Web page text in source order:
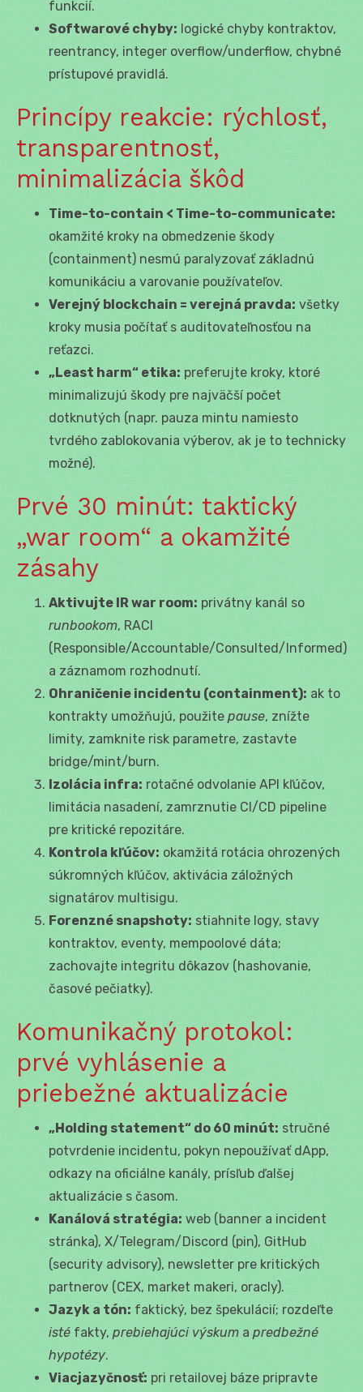
funkcií.
Softwarové chyby: logické chyby kontraktov,
reentrancy, integer overflow/underflow, chybné
prístupové pravidlá.
Princípy reakcie: rýchlosť,
transparentnosť,
minimalizácia škôd
Time-to-contain < Time-to-communicate:
okamžité kroky na obmedzenie škody
(containment) nesmú paralyzovať základnú
komunikáciu a varovanie používateľov.
Verejný blockchain = verejná pravda: všetky
kroky musia počítať s auditovateľnosťou na
reťazci.
„Least harm“ etika: preferujte kroky, ktoré
minimalizujú škody pre najväčší počet
dotknutých (napr. pauza mintu namiesto
tvrdého zablokovania výberov, ak je to technicky
možné).
Prvé 30 minút: taktický
„war room“ a okamžité
zásahy
Aktivujte IR war room: privátny kanál so
runbookom, RACI
(Responsible/Accountable/Consulted/Informed)
a záznamom rozhodnutí.
Ohraničenie incidentu (containment): ak to
kontrakty umožňujú, použite pause, znížte
limity, zamknite risk parametre, zastavte
bridge/mint/burn.
Izolácia infra: rotačné odvolanie API kľúčov,
limitácia nasadení, zamrznutie CI/CD pipeline
pre kritické repozitáre.
Kontrola kľúčov: okamžitá rotácia ohrozených
súkromných kľúčov, aktivácia záložných
signatárov multisigu.
Forenzné snapshoty: stiahnite logy, stavy
kontraktov, eventy, mempoolové dáta;
zachovajte integritu dôkazov (hashovanie,
časové pečiatky).
Komunikačný protokol:
prvé vyhlásenie a
priebežné aktualizácie
„Holding statement“ do 60 minút: stručné
potvrdenie incidentu, pokyn nepoužívať dApp,
odkazy na oficiálne kanály, prísľub ďalšej
aktualizácie s časom.
Kanálová stratégia: web (banner a incident
stránka), X/Telegram/Discord (pin), GitHub
(security advisory), newsletter pre kritických
partnerov (CEX, market makeri, oracly).
Jazyk a tón: faktický, bez špekulácií; rozdeľte
isté fakty, prebiehajúci výskum a predbežné
hypotézy.
Viacjazyčnosť: pri retailovej báze pripravte